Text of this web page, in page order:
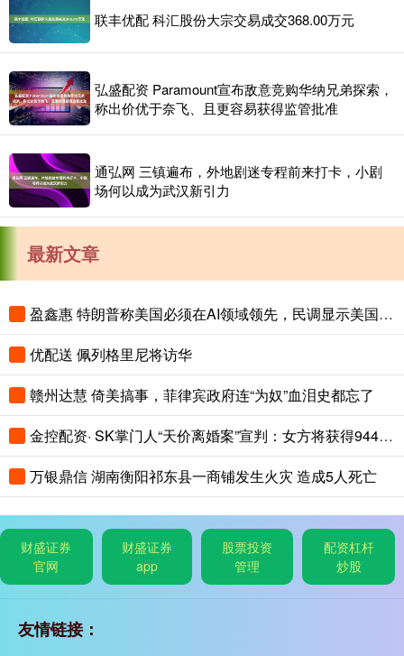
联丰优配 科汇股份大宗交易成交368.00万元
弘盛配资 Paramount宣布敌意竞购华纳兄弟探索，
称出价优于奈飞、且更容易获得监管批准
通弘网 三镇遍布，外地剧迷专程前来打卡，小剧
场何以成为武汉新引力
最新文章
盈鑫惠 特朗普称美国必须在AI领域领先，民调显示美国人认为中国AI更先进
优配送 佩列格里尼将访华
赣州达慧 倚美搞事，菲律宾政府连“为奴”血泪史都忘了
金控配资· SK掌门人“天价离婚案”宣判：女方将获得9440亿韩元财产！
万银鼎信 湖南衡阳祁东县一商铺发生火灾 造成5人死亡
财盛证券
官网
财盛证券
app
股票投资
管理
配资杠杆
炒股
友情链接：